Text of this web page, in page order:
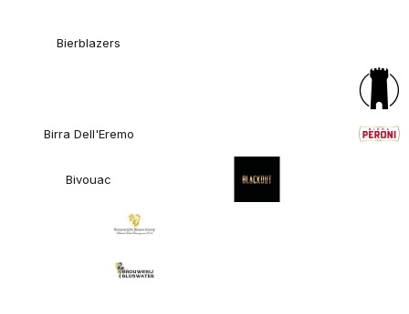
Bierblazers
Birra Dell'Eremo
Bivouac